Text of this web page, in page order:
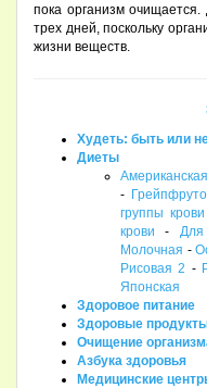
пока организм
трех дней, поскольку
жизни веществ.
Худеть: быть или
Диеты
Американская
-
группы крови
крови -
Молочная -
Рисовая 2 -
Японская
Здоровое питание
Здоровые
Очищение
Азбука здоровья
Медицинские